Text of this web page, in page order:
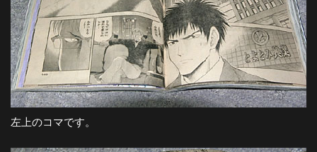
と
都
左上のコマです。